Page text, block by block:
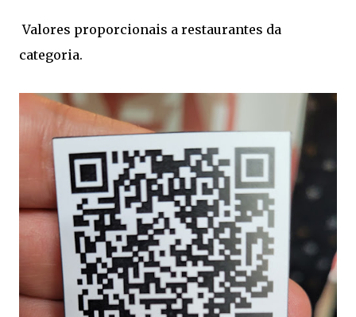
Valores proporcionais a restaurantes da
categoria.